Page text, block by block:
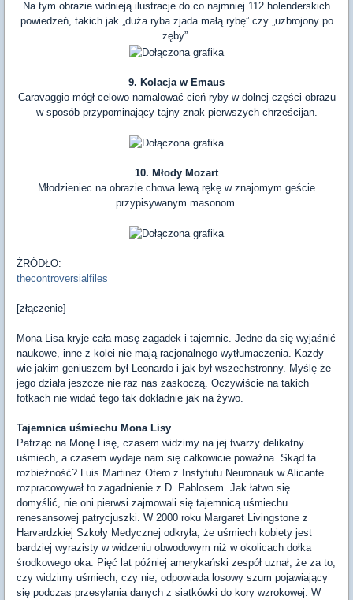
Na tym obrazie widnieją ilustracje do co najmniej 112 holenderskich
powiedzeń, takich jak „duża ryba zjada małą rybę” czy „uzbrojony po
zęby”.
9. Kolacja w Emaus
Caravaggio mógł celowo namalować cień ryby w dolnej części obrazu
w sposób przypominający tajny znak pierwszych chrześcijan.
10. Młody Mozart
Młodzieniec na obrazie chowa lewą rękę w znajomym geście
przypisywanym masonom.
ŹRÓDŁO:
thecontroversialfiles
[złączenie]
Mona Lisa kryje cała masę zagadek i tajemnic. Jedne da się wyjaśnić
naukowe, inne z kolei nie mają racjonalnego wytłumaczenia. Każdy
wie jakim geniuszem był Leonardo i jak był wszechstronny. Myślę że
jego działa jeszcze nie raz nas zaskoczą. Oczywiście na takich
fotkach nie widać tego tak dokładnie jak na żywo.
Tajemnica uśmiechu Mona Lisy
Patrząc na Monę Lisę, czasem widzimy na jej twarzy delikatny
uśmiech, a czasem wydaje nam się całkowicie poważna. Skąd ta
rozbieżność? Luis Martinez Otero z Instytutu Neuronauk w Alicante
rozpracowywał to zagadnienie z D. Pablosem. Jak łatwo się
domyślić, nie oni pierwsi zajmowali się tajemnicą uśmiechu
renesansowej patrycjuszki. W 2000 roku Margaret Livingstone z
Harvardzkiej Szkoły Medycznej odkryła, że uśmiech kobiety jest
bardziej wyrazisty w widzeniu obwodowym niż w okolicach dołka
środkowego oka. Pięć lat później amerykański zespół uznał, że za to,
czy widzimy uśmiech, czy nie, odpowiada losowy szum pojawiający
się podczas przesyłania danych z siatkówki do kory wzrokowej. W